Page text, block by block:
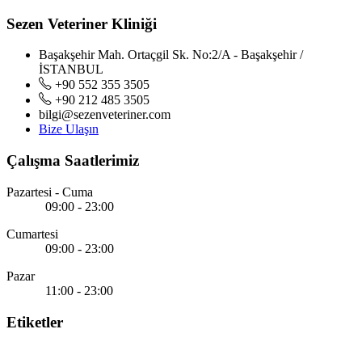
Sezen Veteriner Kliniği
Başakşehir Mah. Ortaçgil Sk. No:2/A - Başakşehir /
İSTANBUL
+90 552 355 3505
+90 212 485 3505
bilgi@sezenveteriner.com
Bize Ulaşın
Çalışma Saatlerimiz
Pazartesi - Cuma
09:00 - 23:00
Cumartesi
09:00 - 23:00
Pazar
11:00 - 23:00
Etiketler